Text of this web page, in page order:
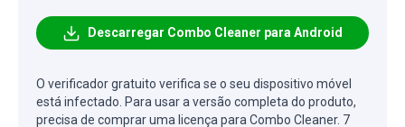
Descarregar Combo Cleaner para Android
O verificador gratuito verifica se o seu dispositivo móvel
está infectado. Para usar a versão completa do produto,
precisa de comprar uma licença para Combo Cleaner. 7